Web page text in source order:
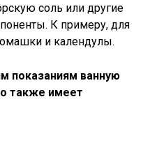
соль или другие
К примеру, для
и календулы.
показаниям ванную
также имеет